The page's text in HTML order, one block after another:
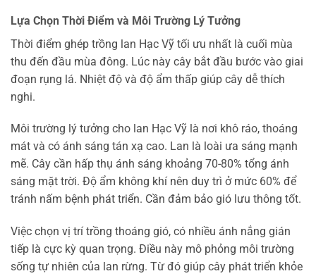
Lựa Chọn Thời Điểm và Môi Trường Lý Tưởng
Thời điểm ghép trồng lan Hạc Vỹ tối ưu nhất là cuối mùa
thu đến đầu mùa đông. Lúc này cây bắt đầu bước vào giai
đoạn rụng lá. Nhiệt độ và độ ẩm thấp giúp cây dễ thích
nghi.
Môi trường lý tưởng cho lan Hạc Vỹ là nơi khô ráo, thoáng
mát và có ánh sáng tán xạ cao. Lan là loài ưa sáng mạnh
mẽ. Cây cần hấp thụ ánh sáng khoảng 70-80% tổng ánh
sáng mặt trời. Độ ẩm không khí nên duy trì ở mức 60% để
tránh nấm bệnh phát triển. Cần đảm bảo gió lưu thông tốt.
Việc chọn vị trí trồng thoáng gió, có nhiều ánh nắng gián
tiếp là cực kỳ quan trọng. Điều này mô phỏng môi trường
sống tự nhiên của lan rừng. Từ đó giúp cây phát triển khỏe